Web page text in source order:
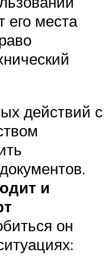
его места
действий с
и
он